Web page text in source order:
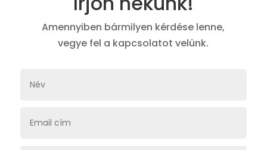
Amennyiben bármilyen kérdése lenne,
vegye fel a kapcsolatot velünk.